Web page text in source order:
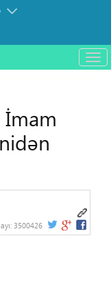
باز
و
İmam
3500426